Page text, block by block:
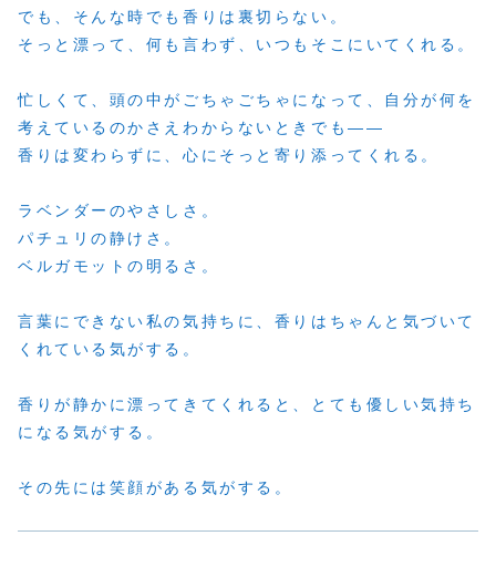
でも、そんな時でも香りは裏切らない。
そっと漂って、何も言わず、いつもそこにいてくれる。
忙しくて、頭の中がごちゃごちゃになって、自分が何を
考えているのかさえわからないときでも——
香りは変わらずに、心にそっと寄り添ってくれる。
ラベンダーのやさしさ。
パチュリの静けさ。
ベルガモットの明るさ。
言葉にできない私の気持ちに、香りはちゃんと気づいて
くれている気がする。
香りが静かに漂ってきてくれると、とても優しい気持ち
になる気がする。
その先には笑顔がある気がする。